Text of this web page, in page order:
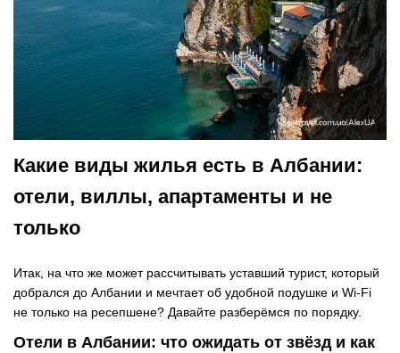
Какие виды жилья есть в Албании:
отели, виллы, апартаменты и не
только
Итак, на что же может рассчитывать уставший турист, который
добрался до Албании и мечтает об удобной подушке и Wi-Fi
не только на ресепшене? Давайте разберёмся по порядку.
Отели в Албании: что ожидать от звёзд и как